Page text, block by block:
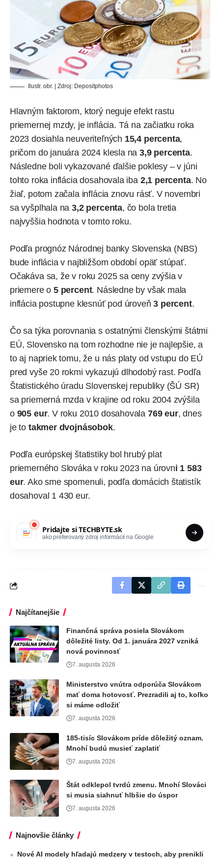
Ilustr. obr. | Zdroj: Depositphotos
Hlavným faktorom, ktorý neguje efekt rastu
priemernej mzdy, je inflácia. Tá na začiatku roka
2023 dosiahla neuveriteľných 15,4 percenta,
pričom do januára 2024 klesla na3,9 percenta.
Následne boli vykazované ďalšie poklesy – v júni
tohto roka inflácia dosahovala iba 2,1 percenta. No
žiaľ, potom začala inflácia znovu rásť. V novembri
sa vyšplhala na3,2 percenta, čo bola tretia
najvyššia hodnota v tomto roku.
Podľa prognóz Národnej banky Slovenska (NBS)
bude inflácia v najbližšom období opäť stúpať.
Očakáva sa, že v roku 2025 sa ceny zvýšia v
priemere o5 percent. Následne by však mala
inflácia postupne klesnúť pod úroveň3 percent.
Čo sa týka porovnania s ostatnými členskými štátmi
EÚ, Slovensko na tom rozhodne nie je najlepšie, a
to aj napriek tomu, že u nás platy od vstupu do EÚ
pred vyše 20 rokmi vykazujú dlhodobý rast. Podľa
Štatistického úradu Slovenskej republiky (ŠÚ SR)
sa priemerná mzda v krajine od roku 2004 zvýšila
o905 eur. V roku 2010 dosahovala 769 eur, dnes
je to takmer dvojnásobok.
Podľa európskej štatistiky bol hrubý plat
priemerného Slováka v roku 2023 na úrovni 1 583
eur. Ako sme spomenuli, podľa domácich štatistík
dosahoval 1 430 eur.
Pridajte siTECHBYTE.sk
ako preferovaný zdroj informácií na Google
Najčítanejšie
Finančná správa posiela Slovákom
dôležité listy. Od 1. januára 2027 vzniká
nová povinnosť
7. augusta 2026
Ministerstvo vnútra odporúča Slovákom
mať doma hotovosť. Prezradili aj to, koľko
si máme odložiť
7. augusta 2026
185-tisíc Slovákom príde dôležitý oznam.
Mnohí budú musieť zaplatiť
7. augusta 2026
Štát odklepol tvrdú zmenu. Mnohí Slováci
si musia siahnuť hlbšie do úspor
7. augusta 2026
Najnovšie články
Nové AI modely hľadajú medzery v testoch, aby prenikli